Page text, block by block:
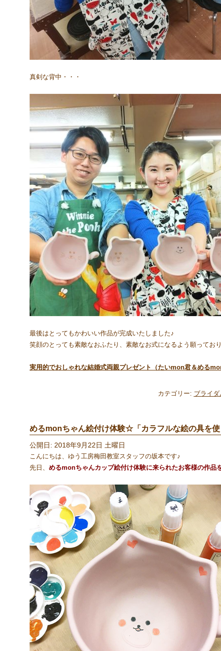
真剣な背中・・・
最後はとってもかわいい作品が完成いたしました♪
笑顔のとっても素敵なおふたり、素敵なお式になるよう願ってお
実用的でおしゃれな結婚式両親プレゼント（たいmon君＆める
カテゴリー: ブライ
めるmonちゃん絵付け体験☆「カラフルな絵の具を
公開日: 2018年9月22日 土曜日
こんにちは、ゆう工房梅田教室スタッフの坂本です♪
先日、 めるmonちゃんカップ絵付け体験に来られたお客様の作品